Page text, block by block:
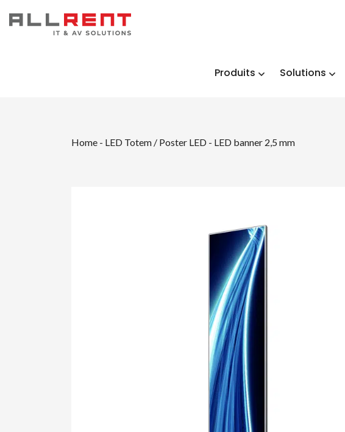
Produits Solutions
Home - LED Totem / Poster LED - LED banner 2,5 mm